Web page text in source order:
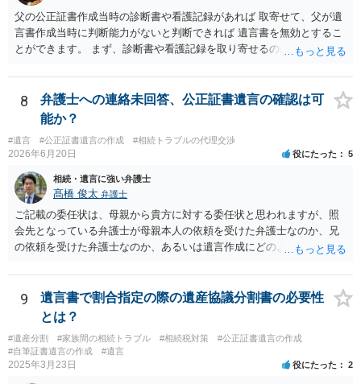
父の公正証書作成当時の診断書や看護記録があれば 取寄せて、父が遺
言書作成当時に判断能力がないと判断できれば 遺言書を無効とするこ
とができます。 まず、診断書や看護記録を取り寄せるのが重要となり
いと思います。
8
弁護士への連絡未回答、公正証書遺言の確認は可
能か？
#遺言 #公正証書遺言の作成 #相続トラブルの代理交渉
2026年6月20日 役にたった 5
相続・遺言に強い弁護士
髙橋 俊太 弁護士
ご記載の委任状は、母親から貴方に対する委任状と思われますが、照
会先となっている弁護士が母親本人の依頼を受けた弁護士なのか、兄
の依頼を受けた弁護士なのか、あるいは遺言作成にどのような立場で
と思われます。 仮に、その弁護士が母親本人から依頼を受けているの
であれば、母親本人に対する報告義務が問題となります。母親が貴方
に一任する旨を明確に伝えており、委任状の内容にも、弁護士との連
絡、進捗確認、公正証書遺言の作成有無や控えの確認等が含まれてい
るのであれば、貴方から進捗状況等の説明を求める余地はあります。
他方で、その弁護士が兄の依頼を受けた弁護士である場合には、兄の
9
遺言書で割合指定の際の遺産協議分割書の必要性
とは？
#遺産分割 #家族間の相続トラブル #相続税対策
#公正証書遺言の作成
#自筆証書遺言の作成
#遺言
2025年3月23日 役にたった 2